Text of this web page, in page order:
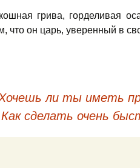
грива, горделивая
что он царь, уверенный в
по
ли ты иметь
Как сделать очень